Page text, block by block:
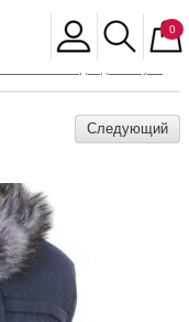
0
Следующий